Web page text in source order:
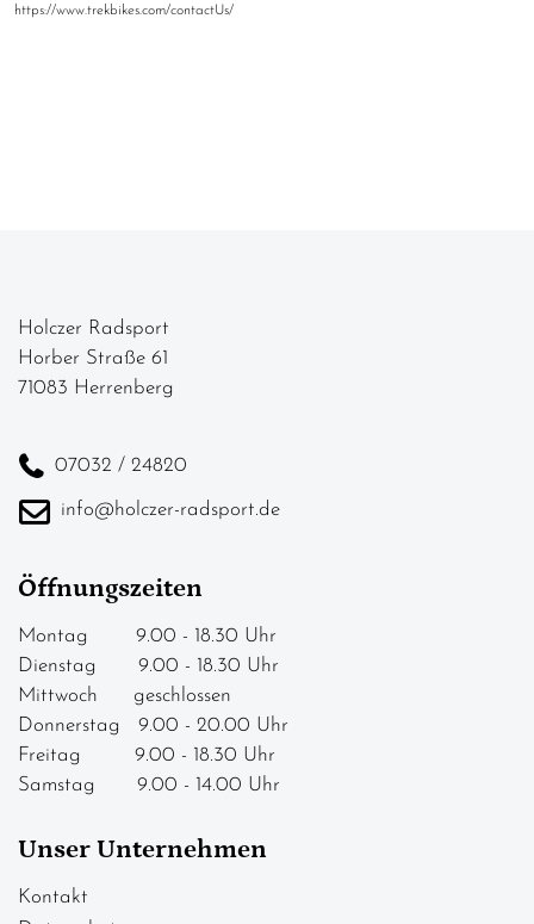
https://www.trekbikes.com/contactUs/
Holczer Radsport
Horber Straße 61
71083 Herrenberg
07032 / 24820
info@holczer-radsport.de
Öffnungszeiten
Montag 9.00 - 18.30 Uhr
Dienstag 9.00 - 18.30 Uhr
Mittwoch geschlossen
Donnerstag 9.00 - 20.00 Uhr
Freitag 9.00 - 18.30 Uhr
Samstag 9.00 - 14.00 Uhr
Unser Unternehmen
Kontakt